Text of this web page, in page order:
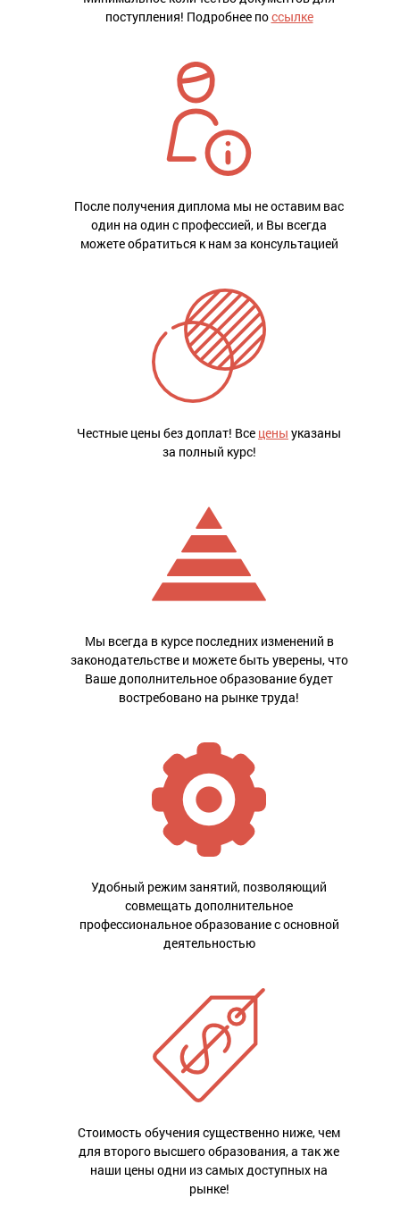
поступления! Подробнее поссылке
После получения диплома мы не оставим вас
один на один с профессией, и Вы всегда
можете обратиться к нам за консультацией
Честные цены без доплат! Все цены указаны
за полный курс!
Мы всегда в курсе последних изменений в
законодательстве и можете быть уверены, что
Ваше дополнительное образование будет
востребовано на рынке труда!
Удобный режим занятий, позволяющий
совмещать дополнительное
профессиональное образование с основной
деятельностью
Стоимость обучения существенно ниже, чем
для второго высшего образования, а так же
наши цены одни из самых доступных на
рынке!